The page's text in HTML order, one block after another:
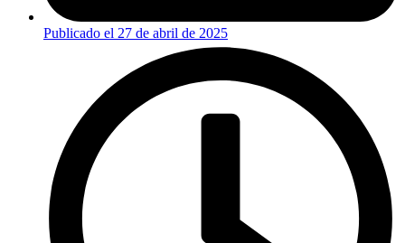
Publicado el 27 de abril de 2025